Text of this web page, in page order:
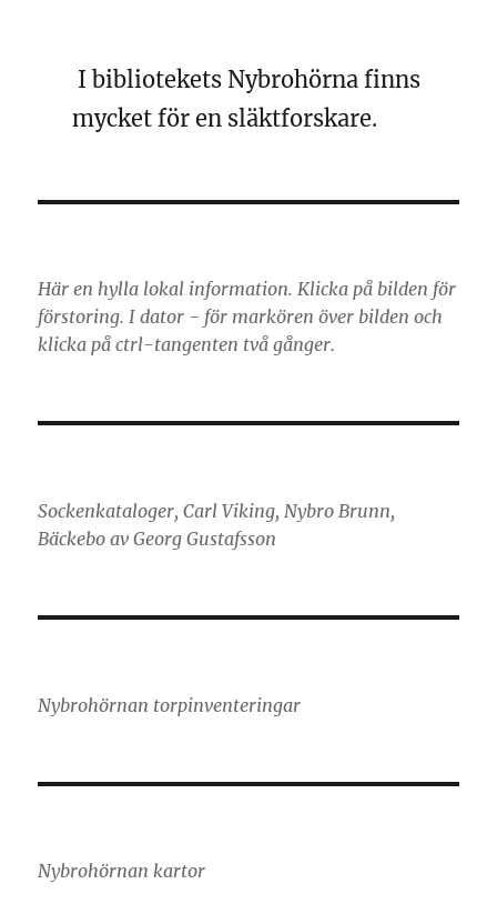
I bibliotekets Nybrohörna finns
mycket för en släktforskare.
Här en hylla lokal information. Klicka på bilden för
förstoring. I dator - för markören över bilden och
klicka på ctrl-tangenten två gånger.
Sockenkataloger, Carl Viking, Nybro Brunn,
Bäckebo av Georg Gustafsson
Nybrohörnan torpinventeringar
Nybrohörnan kartor